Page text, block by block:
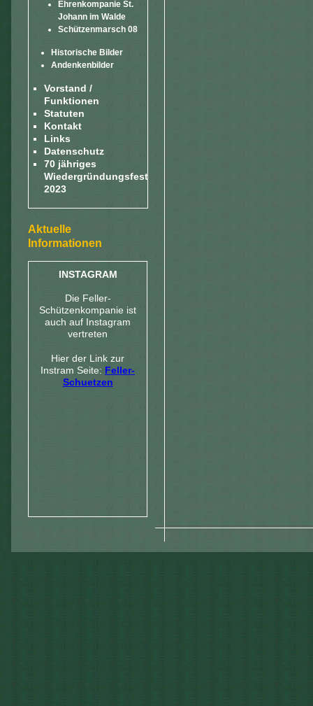
Ehrenkompanie St.
Johann im Walde
Schützenmarsch 08
Historische Bilder
Andenkenbilder
Vorstand /
Funktionen
Statuten
Kontakt
Links
Datenschutz
70 jähriges
Wiedergründungsfest
2023
Aktuelle
Informationen
INSTAGRAM
Die Feller-
Schützenkompanie ist
auch auf Instagram
vertreten
Hier der Link zur
Instram Seite: Feller-
Schuetzen